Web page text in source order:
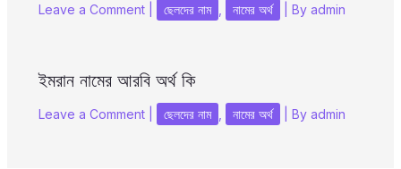
Leave a Comment ছেলদের নাম নামের অর্থ | By admin
ইমরান নামের আরবি অর্থ কি
Leave a Comment ছেলদের নাম নামের অর্থ | By admin